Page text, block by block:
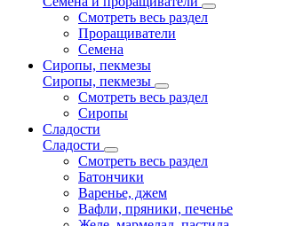
Смотреть весь раздел
Проращиватели
Семена
Сиропы, пекмезы
Сиропы, пекмезы
Смотреть весь раздел
Сиропы
Сладости
Сладости
Смотреть весь раздел
Батончики
Варенье, джем
Вафли, пряники, печенье